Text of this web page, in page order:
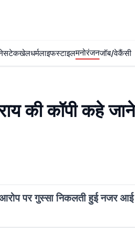
टेकखेलधर्मलाइफस्टाइलमनोरंजनजॉब/वेकैंसी
की कॉपी कहे
आरोप पर गुस्सा निकलती हुई नजर